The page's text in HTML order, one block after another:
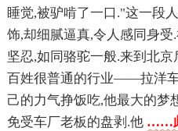
睡觉,被驴啃了一口."这一段
饰,却细腻逼真,令人感同身
坚忍,如同骆驼一般.来到北
百姓很普通的行业——拉洋
己的力气挣饭吃,他最大的梦
免受车厂老板的盘剥.他 ……